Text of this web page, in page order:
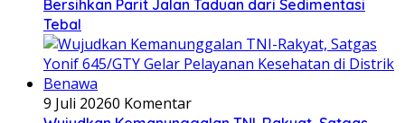
Bersihkan Parit Jalan Taduan dari Sedimentasi
Tebal
9 Juli 20260 Komentar